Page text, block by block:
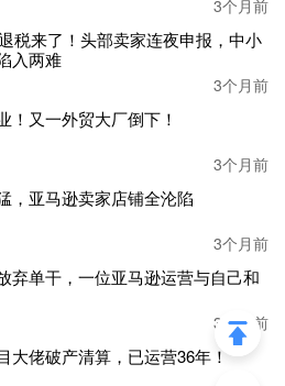
封号潮的冲击与行业调整后，通
利实现扭亏为盈。
全面覆盖
全球主流及新兴电商平台，实现
仍是华凯易佰最核心的营收来
占比高达62.35%。
Temu、TikTok等平台
营收5.7亿元，速卖通与Temu营
3个月前
税来了！头部卖家连夜申报，中小
入两难
3个月前
！又一外贸大厂倒下！
3个月前
，亚马逊卖家店铺全沦陷
3个月前
弃单干，一位亚马逊运营与自己和
3个月前
大佬破产清算，已运营36年！